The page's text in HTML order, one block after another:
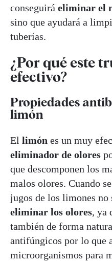
conseguirá eliminar el
sino que ayudará a
tuberías.
¿Por qué este
efectivo?
Propiedades
limón
El limón es un muy
eliminador de olores
que descomponen los
malos olores. Cuando
jugos de los limones no
eliminar los olores, ya
también de forma
antifúngicos por lo que
microorganismos para